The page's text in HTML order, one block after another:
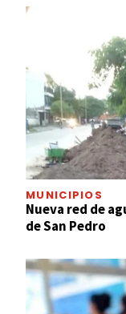
MUNICIPIOS
Nueva red de
de San Pedro